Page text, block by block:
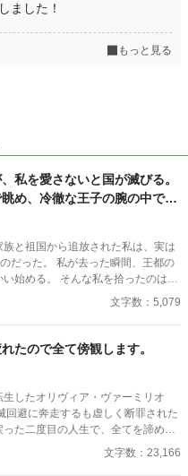
ました！
もっと見る
私を愛さないと国が滅びる。
め、冷徹な王子の腕の中で思
と祖国から追放された私は、実は
だった。 私が去った瞬間、王都の
を拾ったのは、
「やっと見つけた。お前は俺のもの
文字数：5,079
たので全て傍観します。
したオリヴィア・ヴァーミリオ
た二度目の人生で、全てを諦めて
い、積極的に引きこもり傍観を決
文字数：23,166